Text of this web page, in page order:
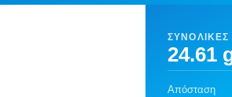
ΣΥΝΟΛΙΚΈΣ
24.61
Απόσταση